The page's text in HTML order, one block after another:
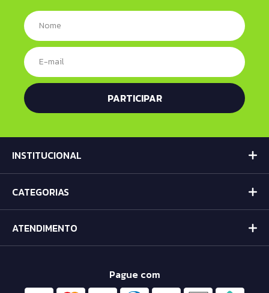
INSTITUCIONAL
CATEGORIAS
ATENDIMENTO
Pague com